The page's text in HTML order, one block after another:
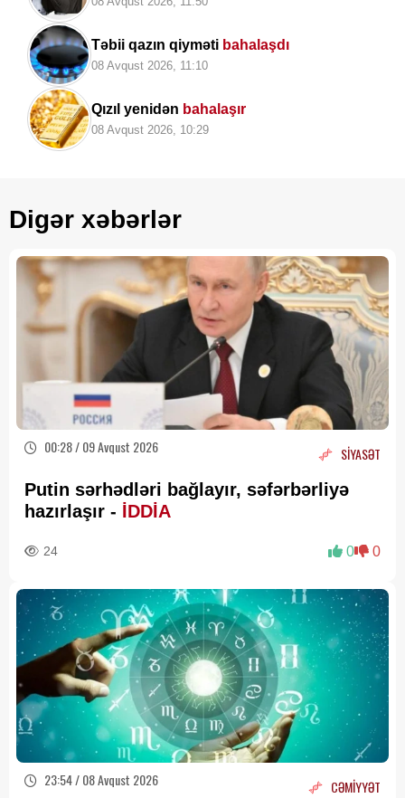
Təbii qazın qiyməti bahalaşdı
08 Avqust 2026, 11:10
Qızıl yenidən bahalaşır
08 Avqust 2026, 10:29
Digər xəbərlər
00:28 / 09 Avqust 2026 SİYASƏT
Putin sərhədləri bağlayır, səfərbərliyə
hazırlaşır - İDDİA
24 0 0
23:54 / 08 Avqust 2026 CƏMİYYƏT